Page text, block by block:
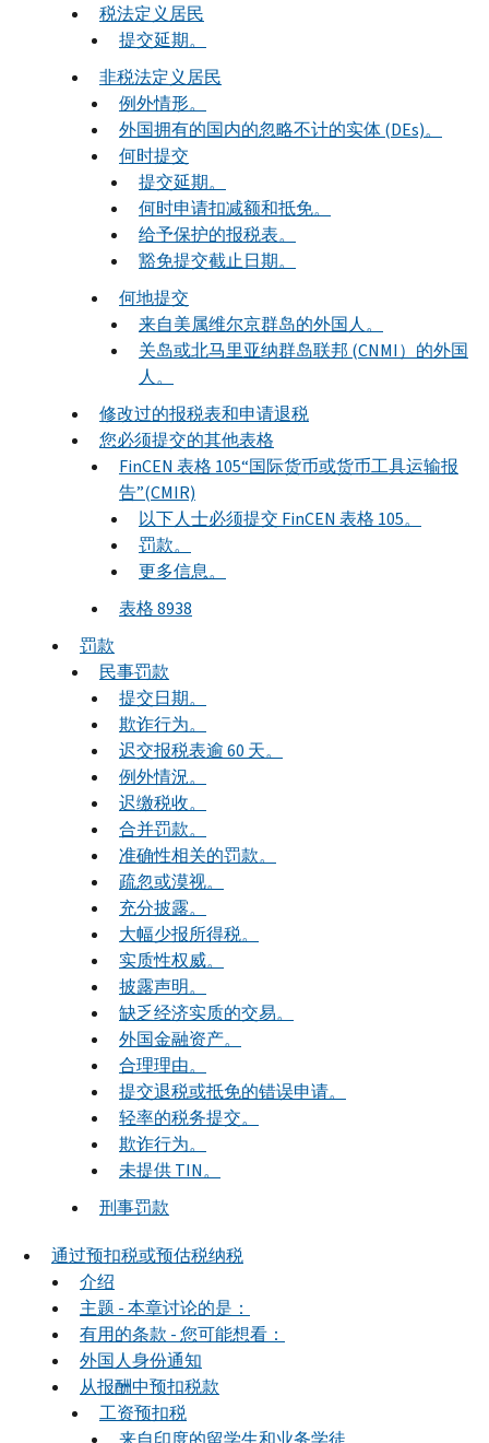
税法定义居民
提交延期。
非税法定义居民
例外情形。
外国拥有的国内的忽略不计的实体 (DEs)。
何时提交
提交延期。
何时申请扣减额和抵免。
给予保护的报税表。
豁免提交截止日期。
何地提交
来自美属维尔京群岛的外国人。
关岛或北马里亚纳群岛联邦 (CNMI）的外国
人。
修改过的报税表和申请退税
您必须提交的其他表格
FinCEN 表格 105“国际货币或货币工具运输报
告”(CMIR)
以下人士必须提交 FinCEN 表格 105。
罚款。
更多信息。
表格 8938
罚款
民事罚款
提交日期。
欺诈行为。
迟交报税表逾 60 天。
例外情況。
迟缴税收。
合并罚款。
准确性相关的罚款。
疏忽或漠视。
充分披露。
大幅少报所得税。
实质性权威。
披露声明。
缺乏经济实质的交易。
外国金融资产。
合理理由。
提交退税或抵免的错误申请。
轻率的税务提交。
欺诈行为。
未提供 TIN。
刑事罚款
通过预扣税或预估税纳税
介绍
主题 - 本章讨论的是：
有用的条款 - 您可能想看：
外国人身份通知
从报酬中预扣税款
工资预扣税